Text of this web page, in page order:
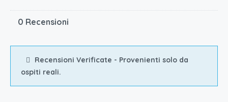
0 Recensioni
Recensioni Verificate - Provenienti solo da
ospiti reali.